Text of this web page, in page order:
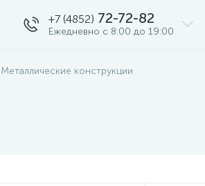
+7 (4852) 72-72-82
Ежедневно с 8:00 до 19:00
Металлические конструкции